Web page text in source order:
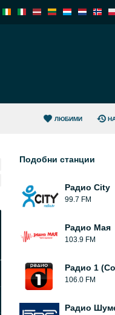
ЛЮБИМИ
Подобни станции
Pадио City
99.7 FM
Радио Мая
103.9 FM
Радио 1
106.0 FM
Радио